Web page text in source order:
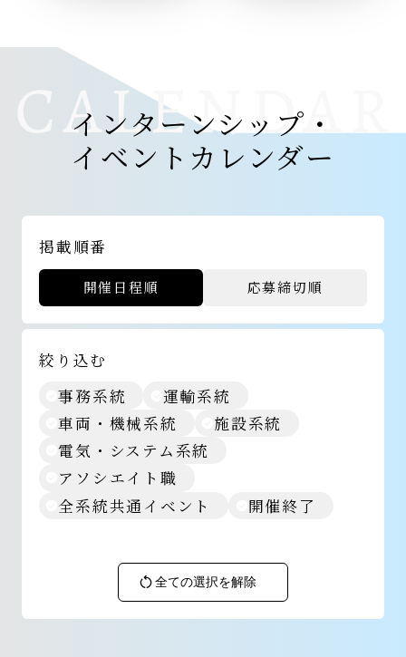
インターンシップ・
イベントカレンダー
掲載順番
開催日程順 応募締切順
絞り込む
事務系統
運輸系統
車両・機械系統
施設系統
電気・システム系統
アソシエイト職
全系統共通イベント
開催終了
全ての選択を解除